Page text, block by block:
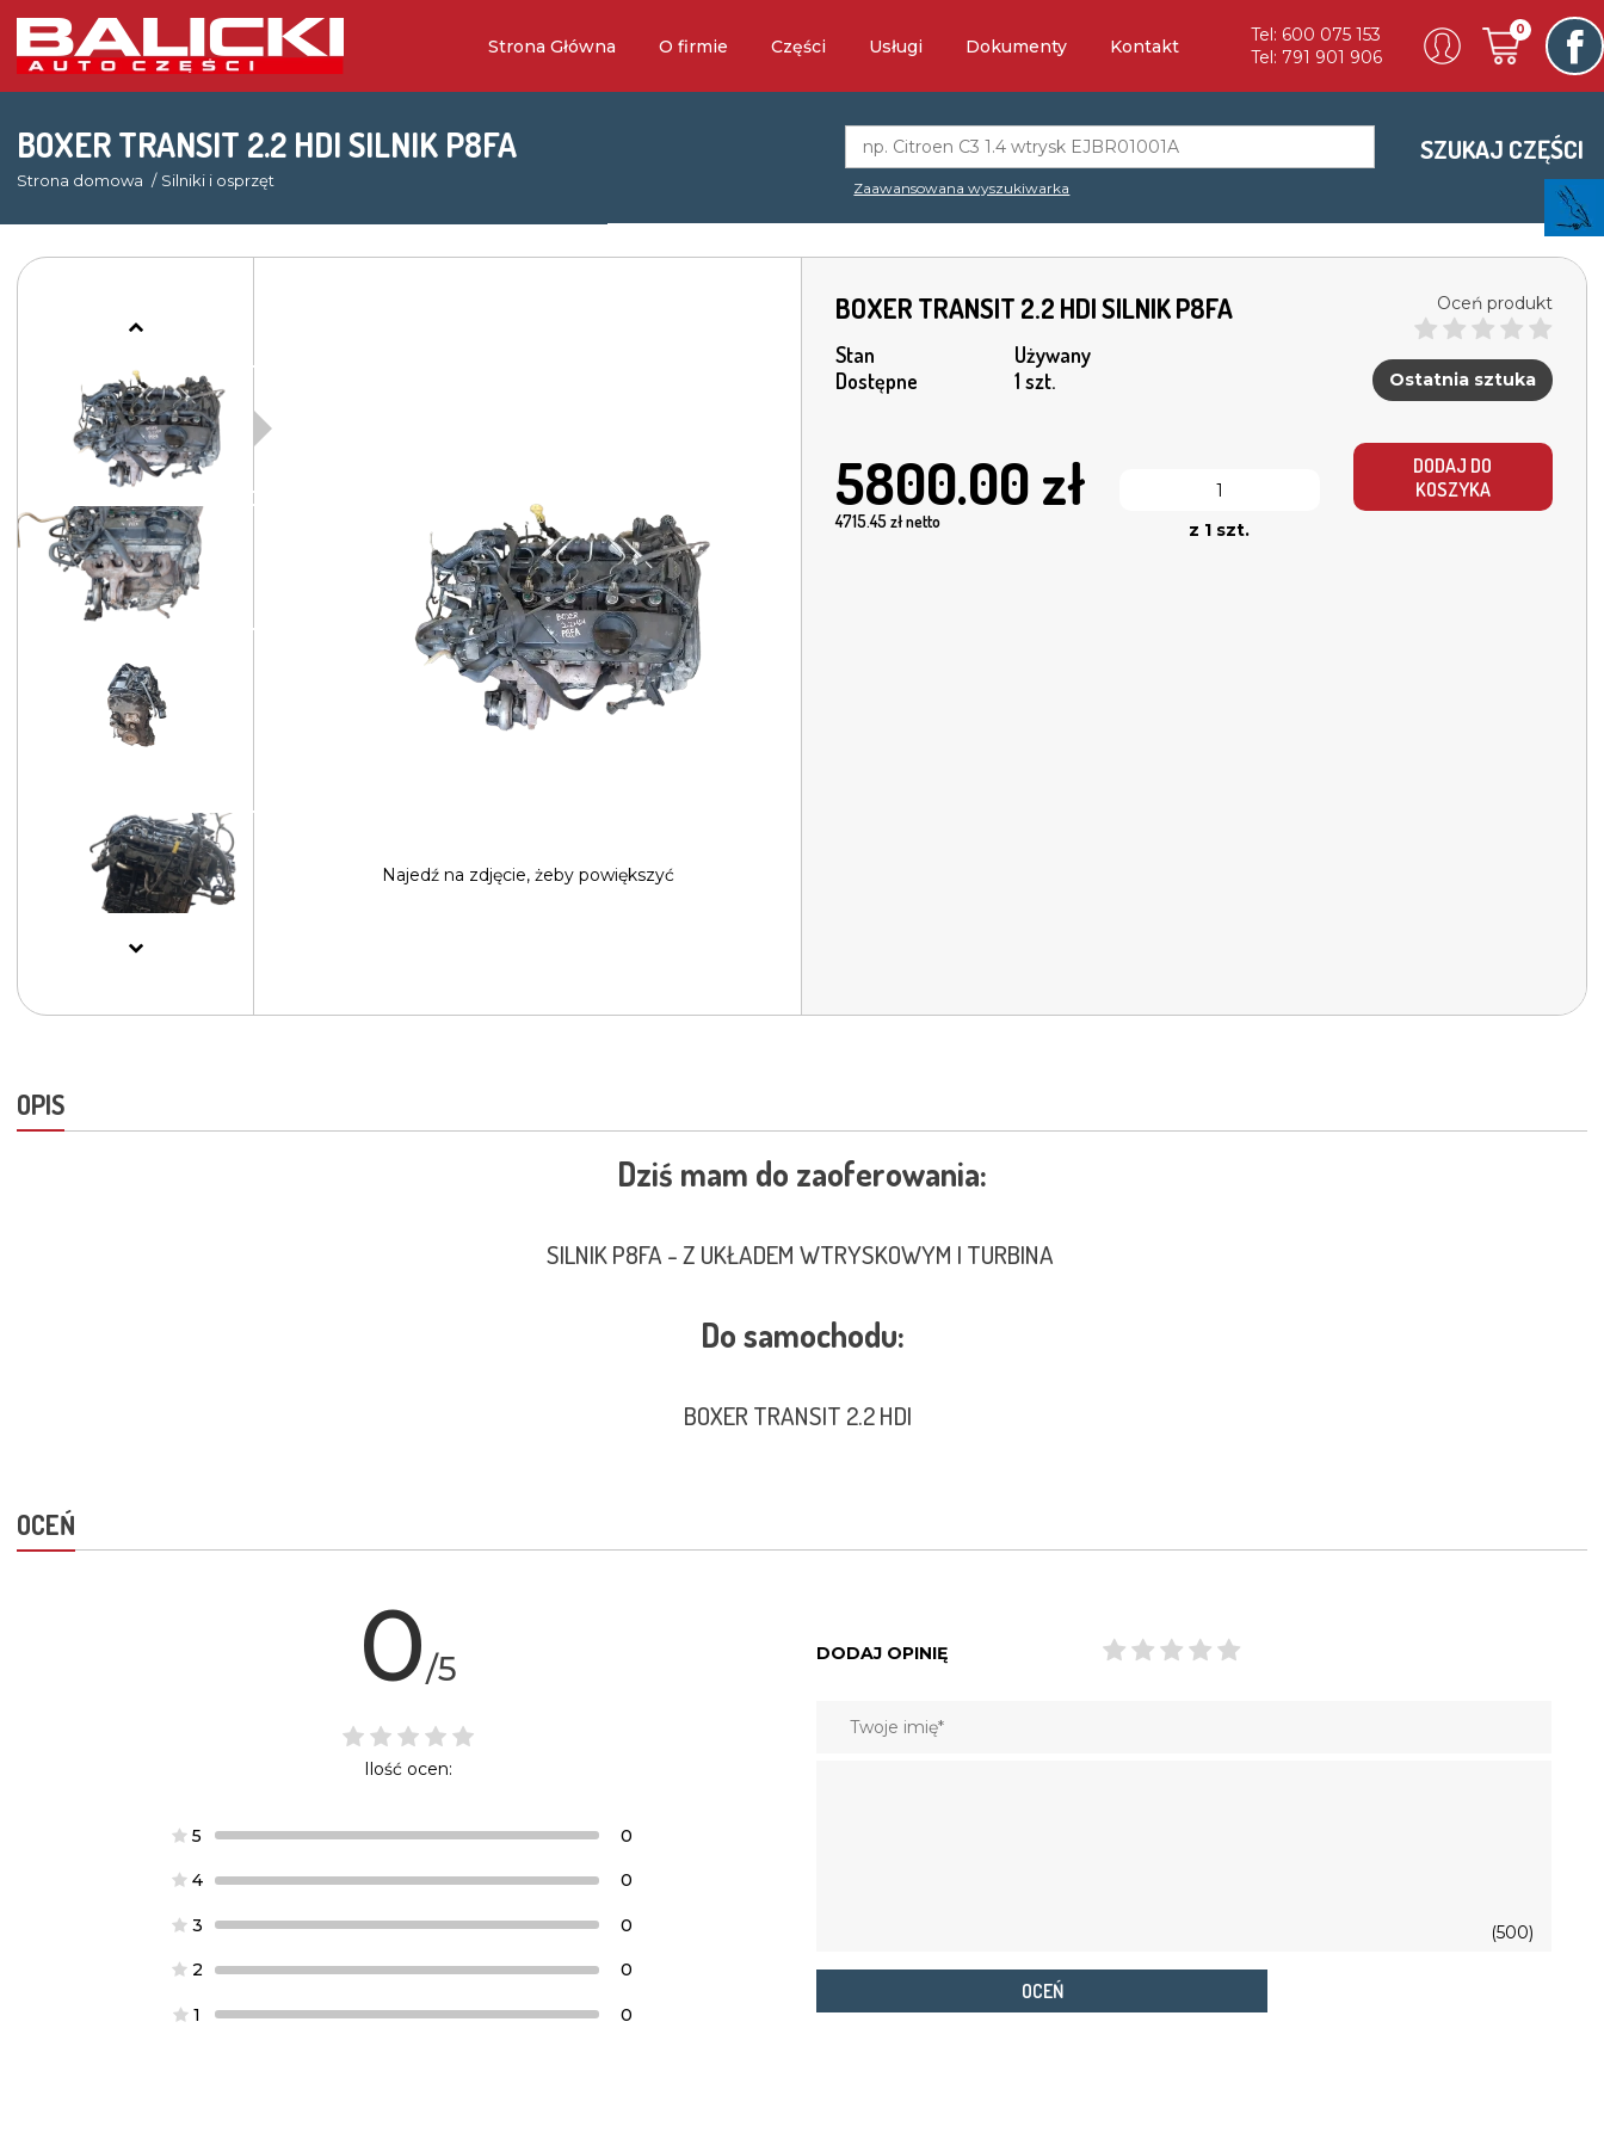
Strona Główna O firmie Części Usługi Dokumenty Kontakt
Tel: 600 075 153
Tel: 791 901 906
0
BOXER TRANSIT 2.2 HDI SILNIK P8FA
Strona domowa Silniki i osprzęt Zaawansowana wyszukiwarka
SZUKAJ CZĘŚCI
Najedź na zdjęcie, żeby powiększyć
BOXER TRANSIT 2.2 HDI SILNIK P8FA
Stan
Używany
Dostępne
1 szt.
Oceń produkt
Ostatnia sztuka
5800.00 zł
4715.45zł netto z 1 szt.
DODAJ DO
KOSZYKA
OPIS
Dziś mam do zaoferowania:
SILNIK P8FA - Z UKŁADEM WTRYSKOWYM I TURBINA
Do samochodu:
BOXER TRANSIT 2.2 HDI
OCEŃ
0/5
Ilość ocen:
5 0
4 0
3 0
2 0
1 0
DODAJ OPINIĘ
(500)
OCEŃ